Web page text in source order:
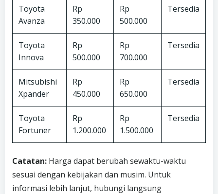
Toyota
Avanza
Rp
350.000
Rp
500.000
Tersedia
Toyota
Innova
Rp
500.000
Rp
700.000
Tersedia
Mitsubishi
Xpander
Rp
450.000
Rp
650.000
Tersedia
Toyota
Fortuner
Rp
1.200.000
Rp
1.500.000
Tersedia
Catatan: Harga dapat berubah sewaktu-waktu
sesuai dengan kebijakan dan musim. Untuk
informasi lebih lanjut, hubungi langsung